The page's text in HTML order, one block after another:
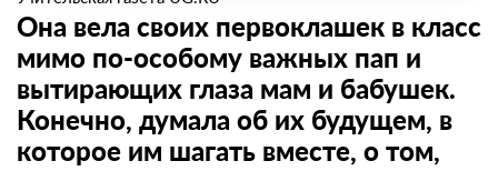
Она вела своих первоклашек в класс
мимо по-особому важных пап и
вытирающих глаза мам и бабушек.
Конечно, думала об их будущем, в
которое им шагать вместе, о том,